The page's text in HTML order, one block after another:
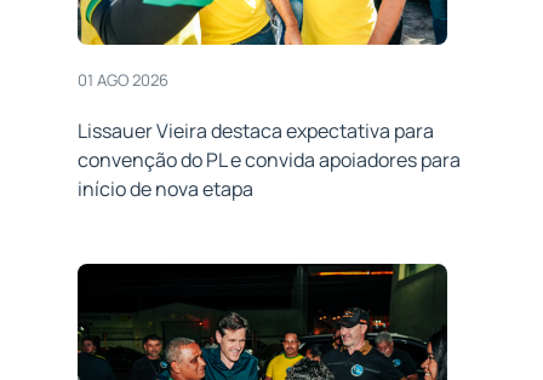
01 AGO 2026
Lissauer Vieira destaca expectativa para
convenção do PL e convida apoiadores para
início de nova etapa